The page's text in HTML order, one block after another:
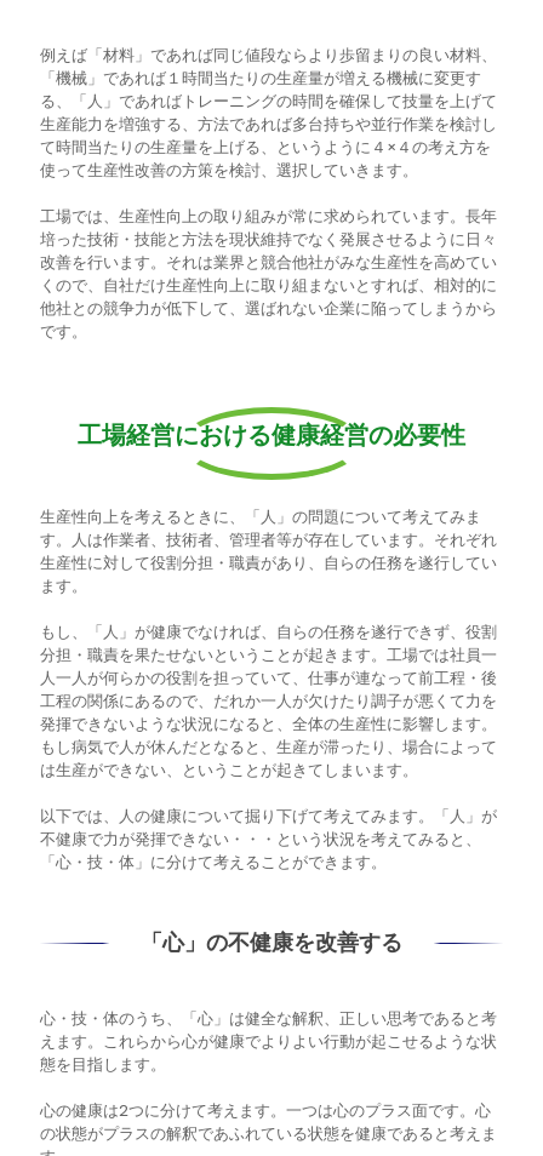
例えば「材料」であれば同じ値段ならより歩留まりの良い材料、
「機械」であれば１時間当たりの生産量が増える機械に変更す
る、「人」であればトレーニングの時間を確保して技量を上げて
生産能力を増強する、方法であれば多台持ちや並行作業を検討し
て時間当たりの生産量を上げる、というように４×４の考え方を
使って生産性改善の方策を検討、選択していきます。
工場では、生産性向上の取り組みが常に求められています。長年
培った技術・技能と方法を現状維持でなく発展させるように日々
改善を行います。それは業界と競合他社がみな生産性を高めてい
くので、自社だけ生産性向上に取り組まないとすれば、相対的に
他社との競争力が低下して、選ばれない企業に陥ってしまうから
です。
工場経営における健康経営の必要性
生産性向上を考えるときに、「人」の問題について考えてみま
す。人は作業者、技術者、管理者等が存在しています。それぞれ
生産性に対して役割分担・職責があり、自らの任務を遂行してい
ます。
もし、「人」が健康でなければ、自らの任務を遂行できず、役割
分担・職責を果たせないということが起きます。工場では社員一
人一人が何らかの役割を担っていて、仕事が連なって前工程・後
工程の関係にあるので、だれか一人が欠けたり調子が悪くて力を
発揮できないような状況になると、全体の生産性に影響します。
もし病気で人が休んだとなると、生産が滞ったり、場合によって
は生産ができない、ということが起きてしまいます。
以下では、人の健康について掘り下げて考えてみます。「人」が
不健康で力が発揮できない・・・という状況を考えてみると、
「心・技・体」に分けて考えることができます。
「心」の不健康を改善する
心・技・体のうち、「心」は健全な解釈、正しい思考であると考
えます。これらから心が健康でよりよい行動が起こせるような状
態を目指します。
心の健康は2つに分けて考えます。一つは心のプラス面です。心
の状態がプラスの解釈であふれている状態を健康であると考えま